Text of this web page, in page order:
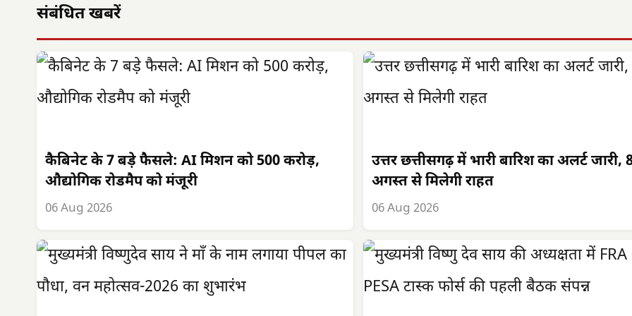
संबंधित खबरें
कैबिनेट के 7 बड़े फैसले: AI मिशन को 500 करोड़,
औद्योगिक रोडमैप को मंजूरी
06 Aug 2026
उत्तर छत्तीसगढ़ में भारी बारिश का अलर्ट जारी,
अगस्त से मिलेगी राहत
06 Aug 2026